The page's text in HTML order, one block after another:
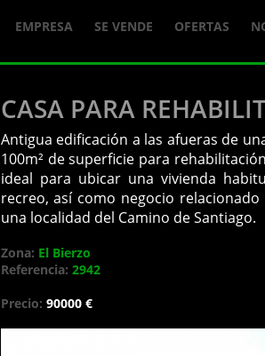
EMPRESA SE VENDE OFERTAS
CASA PARA
Antigua edificación a las afueras de
100m² de superficie para
ideal para ubicar una vivienda
recreo, así como negocio
una localidad del Camino de Santiago.
Zona: El Bierzo
Referencia: 2942
Precio: 90000 €